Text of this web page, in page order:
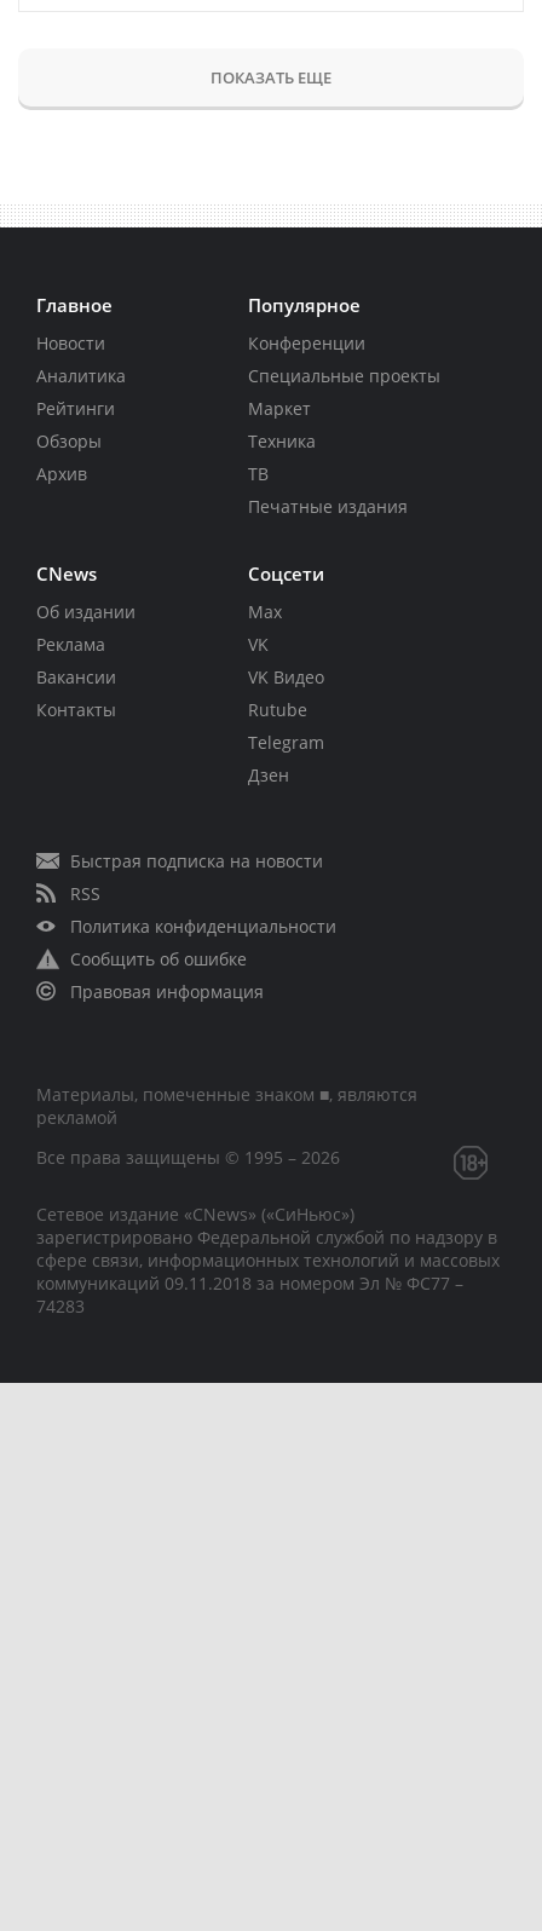
ПОКАЗАТЬ ЕЩЕ
Главное
Новости
Аналитика
Рейтинги
Обзоры
Архив
Популярное
Конференции
Специальные проекты
Маркет
Техника
ТВ
Печатные издания
CNews
Об издании
Реклама
Вакансии
Контакты
Соцсети
Max
VK
VK Видео
Rutube
Telegram
Дзен
Быстрая подписка на новости
RSS
Политика конфиденциальности
Сообщить об ошибке
Правовая информация
Материалы, помеченные знаком ■, являются
рекламой
Все права защищены © 1995 – 2026
Сетевое издание «CNews» («СиНьюс»)
зарегистрировано Федеральной службой по надзору в
сфере связи, информационных технологий и массовых
коммуникаций 09.11.2018 за номером Эл № ФС77 –
74283